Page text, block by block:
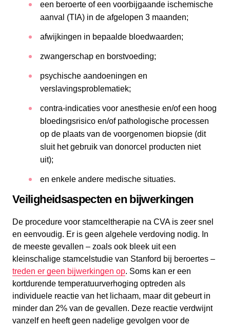
een beroerte of een voorbijgaande ischemische
aanval (TIA) in de afgelopen 3 maanden;
afwijkingen in bepaalde bloedwaarden;
zwangerschap en borstvoeding;
psychische aandoeningen en
verslavingsproblematiek;
contra-indicaties voor anesthesie en/of een hoog
bloedingsrisico en/of pathologische processen
op de plaats van de voorgenomen biopsie (dit
sluit het gebruik van donorcel producten niet
uit);
en enkele andere medische situaties.
Veiligheidsaspecten en bijwerkingen
De procedure voor stamceltherapie na CVA is zeer snel
en eenvoudig. Er is geen algehele verdoving nodig. In
de meeste gevallen – zoals ook bleek uit een
kleinschalige stamcelstudie van Stanford bij beroertes –
treden er geen bijwerkingen op. Soms kan er een
kortdurende temperatuurverhoging optreden als
individuele reactie van het lichaam, maar dit gebeurt in
minder dan 2% van de gevallen. Deze reactie verdwijnt
vanzelf en heeft geen nadelige gevolgen voor de